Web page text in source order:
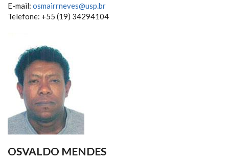
E-mail: osmairrneves@usp.br
Telefone: +55 (19) 34294104
OSVALDO MENDES